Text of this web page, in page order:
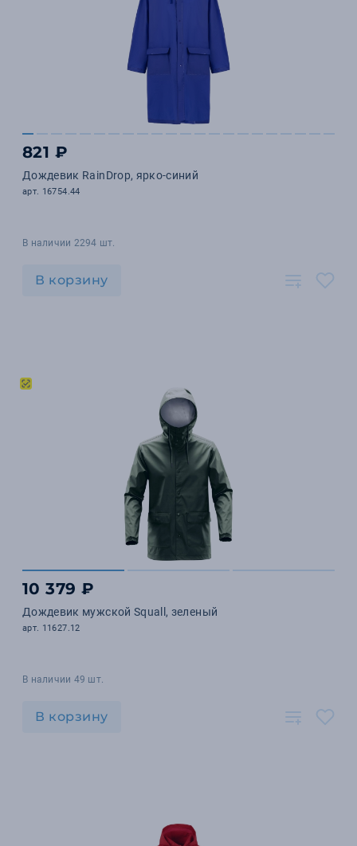
821 ₽
Дождевик RainDrop, ярко-синий
арт. 16754.44
В наличии 2294 шт.
В корзину
10 379 ₽
Дождевик мужской Squall, зеленый
арт. 11627.12
В наличии 49 шт.
В корзину